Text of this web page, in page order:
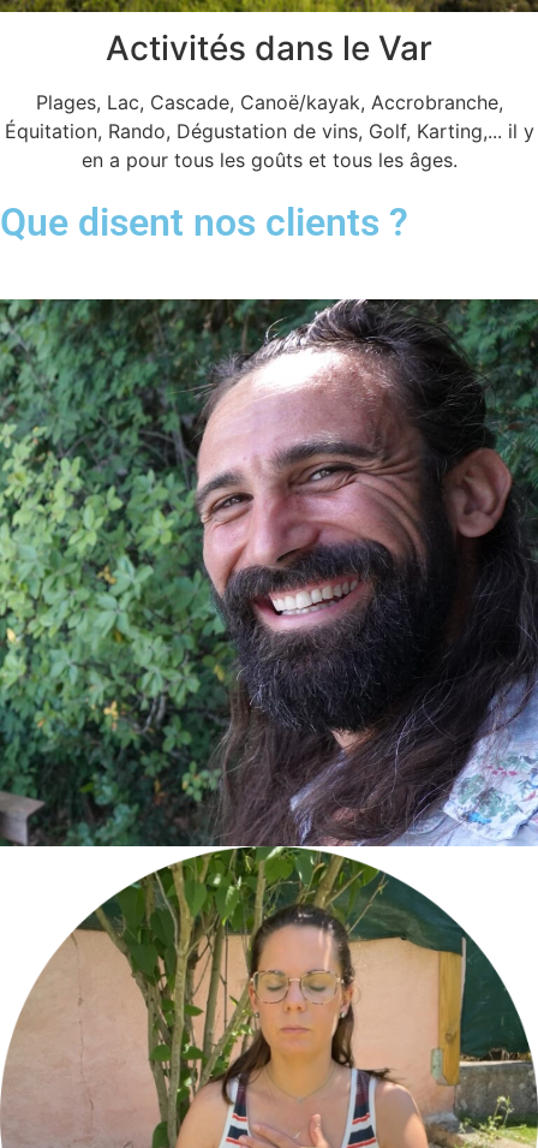
Activités dans le Var
Plages, Lac, Cascade, Canoë/kayak, Accrobranche,
Équitation, Rando, Dégustation de vins, Golf, Karting,... il y
en a pour tous les goûts et tous les âges.
Que disent nos clients ?